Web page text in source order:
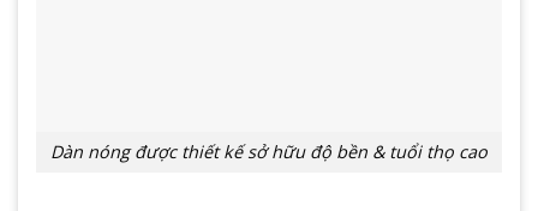
Dàn nóng được thiết kế sở hữu độ bền & tuổi thọ cao